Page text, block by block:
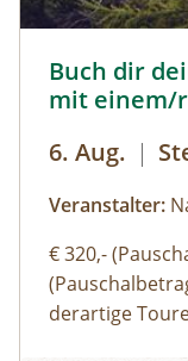
art. Michael
Buch dir
mit einem/
6. Aug. |
Veranstalter:
€ 320,-
derartige